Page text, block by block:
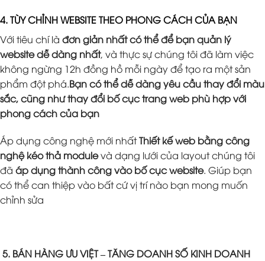
4. TÙY CHỈNH WEBSITE THEO PHONG CÁCH CỦA BẠN
Với tiêu chí là đơn giản nhất có thể để bạn quản lý
website dễ dàng nhất, và thực sự chúng tôi đã làm việc
không ngừng 12h đồng hồ mỗi ngày để tạo ra một sản
phẩm đột phá.Bạn có thể dễ dàng yêu cầu thay đổi màu
sắc, cũng như thay đổi bố cục trang web phù hợp với
phong cách của bạn
Áp dụng công nghệ mới nhấtThiết kế web bằng công
nghệ kéo thả modulevà dạng lưới của layout chúng tôi
đã áp dụng thành công vào bố cục website. Giúp bạn
có thể can thiệp vào bất cứ vị trí nào bạn mong muốn
chỉnh sửa
5. BÁN HÀNG ƯU VIỆT – TĂNG DOANH SỐ KINH DOANH